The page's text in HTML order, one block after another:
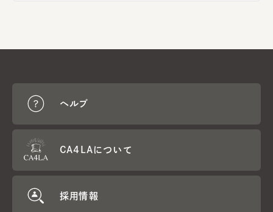
ヘルプ
CA4LAについて
採用情報